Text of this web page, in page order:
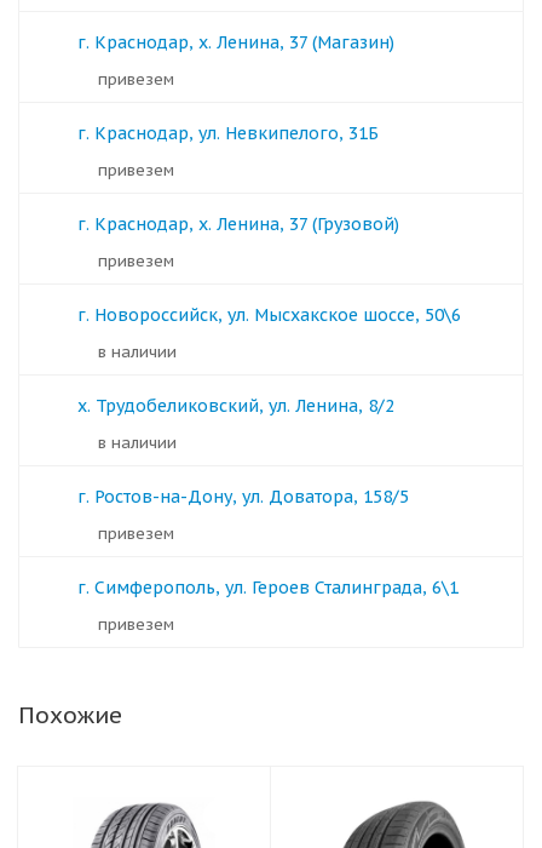
г. Краснодар, х. Ленина, 37 (Магазин)
Привезем
г. Краснодар, ул. Невкипелого, 31Б
Привезем
г. Краснодар, х. Ленина, 37 (Грузовой)
Привезем
г. Новороссийск, ул. Мысхакское шоссе, 50\6
в наличии
х. Трудобеликовский, ул. Ленина, 8/2
в наличии
г. Ростов-на-Дону, ул. Доватора, 158/5
Привезем
г. Симферополь, ул. Героев Сталинграда, 6\1
Привезем
Похожие